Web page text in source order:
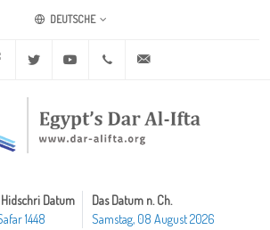
DEUTSCHE
Facebook Twitter Youtube +20 2 25970400
Hidschri Datum
1448
Das Datum n. Ch.
Samstag, 08 August 2026